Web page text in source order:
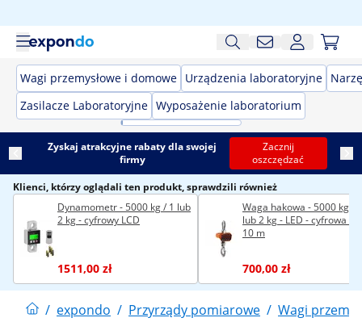
Wagi przemysłowe i domowe Urządzenia laboratoryjne
Zasilacze Laboratoryjne Wyposażenie laboratorium
Zyskaj atrakcyjne rabaty dla swojej
firmy
Zacznij
oszczędzać
Klienci, którzy oglądali ten produkt, sprawdzili również
Dynamometr - 5000 kg / 1 lub
2 kg - cyfrowy LCD
1511,00 zł
Waga hakowa - 5000 kg / 1
lub 2 kg - LED - cyfrowa -
10 m
700,00 zł
/ expondo / Przyrządy pomiarowe / Wagi